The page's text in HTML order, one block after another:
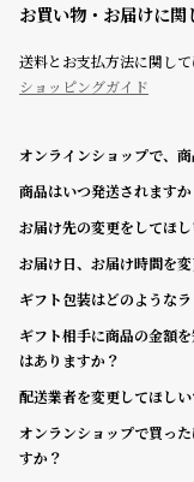
#Tags
リ
プ
バ
ッ
ク
ッ
プ
ウ
ォ
ッ
コ
ー
お買い物・お届けに関
送料とお支払方法に関し
ショッピングガイド
オンラインショップで、
商品はいつ発送されますか
お届け先の変更をしてほし
お届け日、お届け時間を変
ギフト包装はどのような
ギフト相手に商品の金額
はありますか？
配送業者を変更してほしい
オンランショップで買っ
すか？